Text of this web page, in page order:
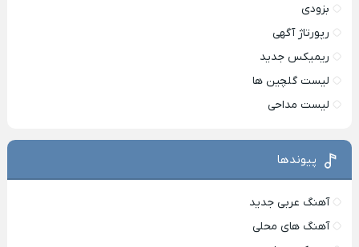
بزودی
رپورتاژ آگهی
ریمیکس جدید
لیست گلچین ها
لیست مداحی
پیوندها
آهنگ عربی جدید
آهنگ های محلی